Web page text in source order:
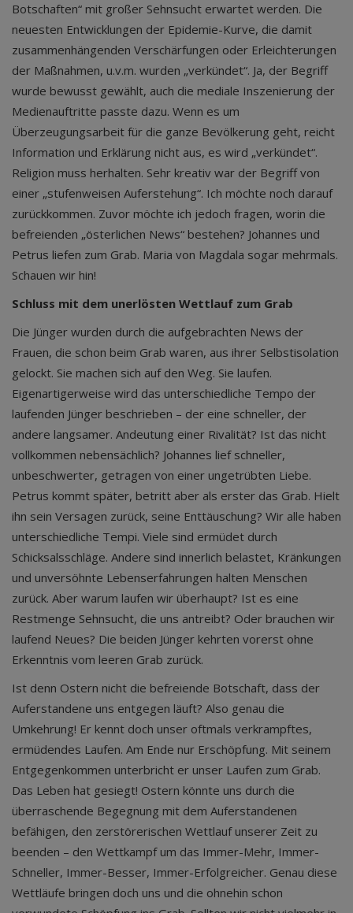
Botschaften“ mit großer Sehnsucht erwartet werden. Die
neuesten Entwicklungen der Epidemie-Kurve, die damit
zusammenhängenden Verschärfungen oder Erleichterungen
der Maßnahmen, u.v.m. wurden „verkündet“. Ja, der Begriff
wurde bewusst gewählt, auch die mediale Inszenierung der
Medienauftritte passte dazu. Wenn es um
Überzeugungsarbeit für die ganze Bevölkerung geht, reicht
Information und Erklärung nicht aus, es wird „verkündet“.
Religion muss herhalten. Sehr kreativ war der Begriff von
einer „stufenweisen Auferstehung“. Ich möchte noch darauf
zurückkommen. Zuvor möchte ich jedoch fragen, worin die
befreienden „österlichen News“ bestehen? Johannes und
Petrus liefen zum Grab. Maria von Magdala sogar mehrmals.
Schauen wir hin!
Schluss mit dem unerlösten Wettlauf zum Grab
Die Jünger wurden durch die aufgebrachten News der
Frauen, die schon beim Grab waren, aus ihrer Selbstisolation
gelockt. Sie machen sich auf den Weg. Sie laufen.
Eigenartigerweise wird das unterschiedliche Tempo der
laufenden Jünger beschrieben – der eine schneller, der
andere langsamer. Andeutung einer Rivalität? Ist das nicht
vollkommen nebensächlich? Johannes lief schneller,
unbeschwerter, getragen von einer ungetrübten Liebe.
Petrus kommt später, betritt aber als erster das Grab. Hielt
ihn sein Versagen zurück, seine Enttäuschung? Wir alle haben
unterschiedliche Tempi. Viele sind ermüdet durch
Schicksalsschläge. Andere sind innerlich belastet, Kränkungen
und unversöhnte Lebenserfahrungen halten Menschen
zurück. Aber warum laufen wir überhaupt? Ist es eine
Restmenge Sehnsucht, die uns antreibt? Oder brauchen wir
laufend Neues? Die beiden Jünger kehrten vorerst ohne
Erkenntnis vom leeren Grab zurück.
Ist denn Ostern nicht die befreiende Botschaft, dass der
Auferstandene uns entgegen läuft? Also genau die
Umkehrung! Er kennt doch unser oftmals verkrampftes,
ermüdendes Laufen. Am Ende nur Erschöpfung. Mit seinem
Entgegenkommen unterbricht er unser Laufen zum Grab.
Das Leben hat gesiegt! Ostern könnte uns durch die
überraschende Begegnung mit dem Auferstandenen
befähigen, den zerstörerischen Wettlauf unserer Zeit zu
beenden – den Wettkampf um das Immer-Mehr, Immer-
Schneller, Immer-Besser, Immer-Erfolgreicher. Genau diese
Wettläufe bringen doch uns und die ohnehin schon